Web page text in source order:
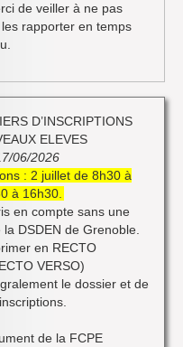
de veiller à ne pas
rapporter en temps
D’INSCRIPTIONS
ELEVES
06/2026
: 2 juillet de 8h30 à
à 16h30.
en compte sans une
DSDEN de Grenoble.
en RECTO
VERSO)
le dossier et de
de la FCPE